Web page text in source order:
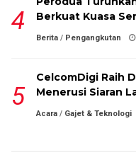
Berkuat Kuasa
Berita / Pengangkutan
CelcomDigi Raih
Menerusi Siaran
Acara / Gajet & Teknologi